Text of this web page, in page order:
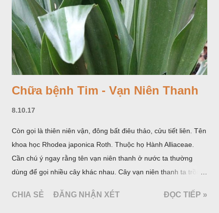
Chữa bệnh Tim - Vạn Niên Thanh
8.10.17
Còn gọi là thiên niên vận, đông bất điêu thảo, cửu tiết liên. Tên
khoa học Rhodea japonica Roth. Thuộc họ Hành Alliaceae.
Cần chú ý ngay rằng tên vạn niên thanh ở nước ta thường
dùng để gọi nhiều cây khác nhau. Cây vạn niên thanh ta trồng
Araceae. Còn cây vạn niên thanh giới thiệu ở đây thuộc họ
CHIA SẺ ĐĂNG NHẬN XÉT ĐỌC TIẾP »